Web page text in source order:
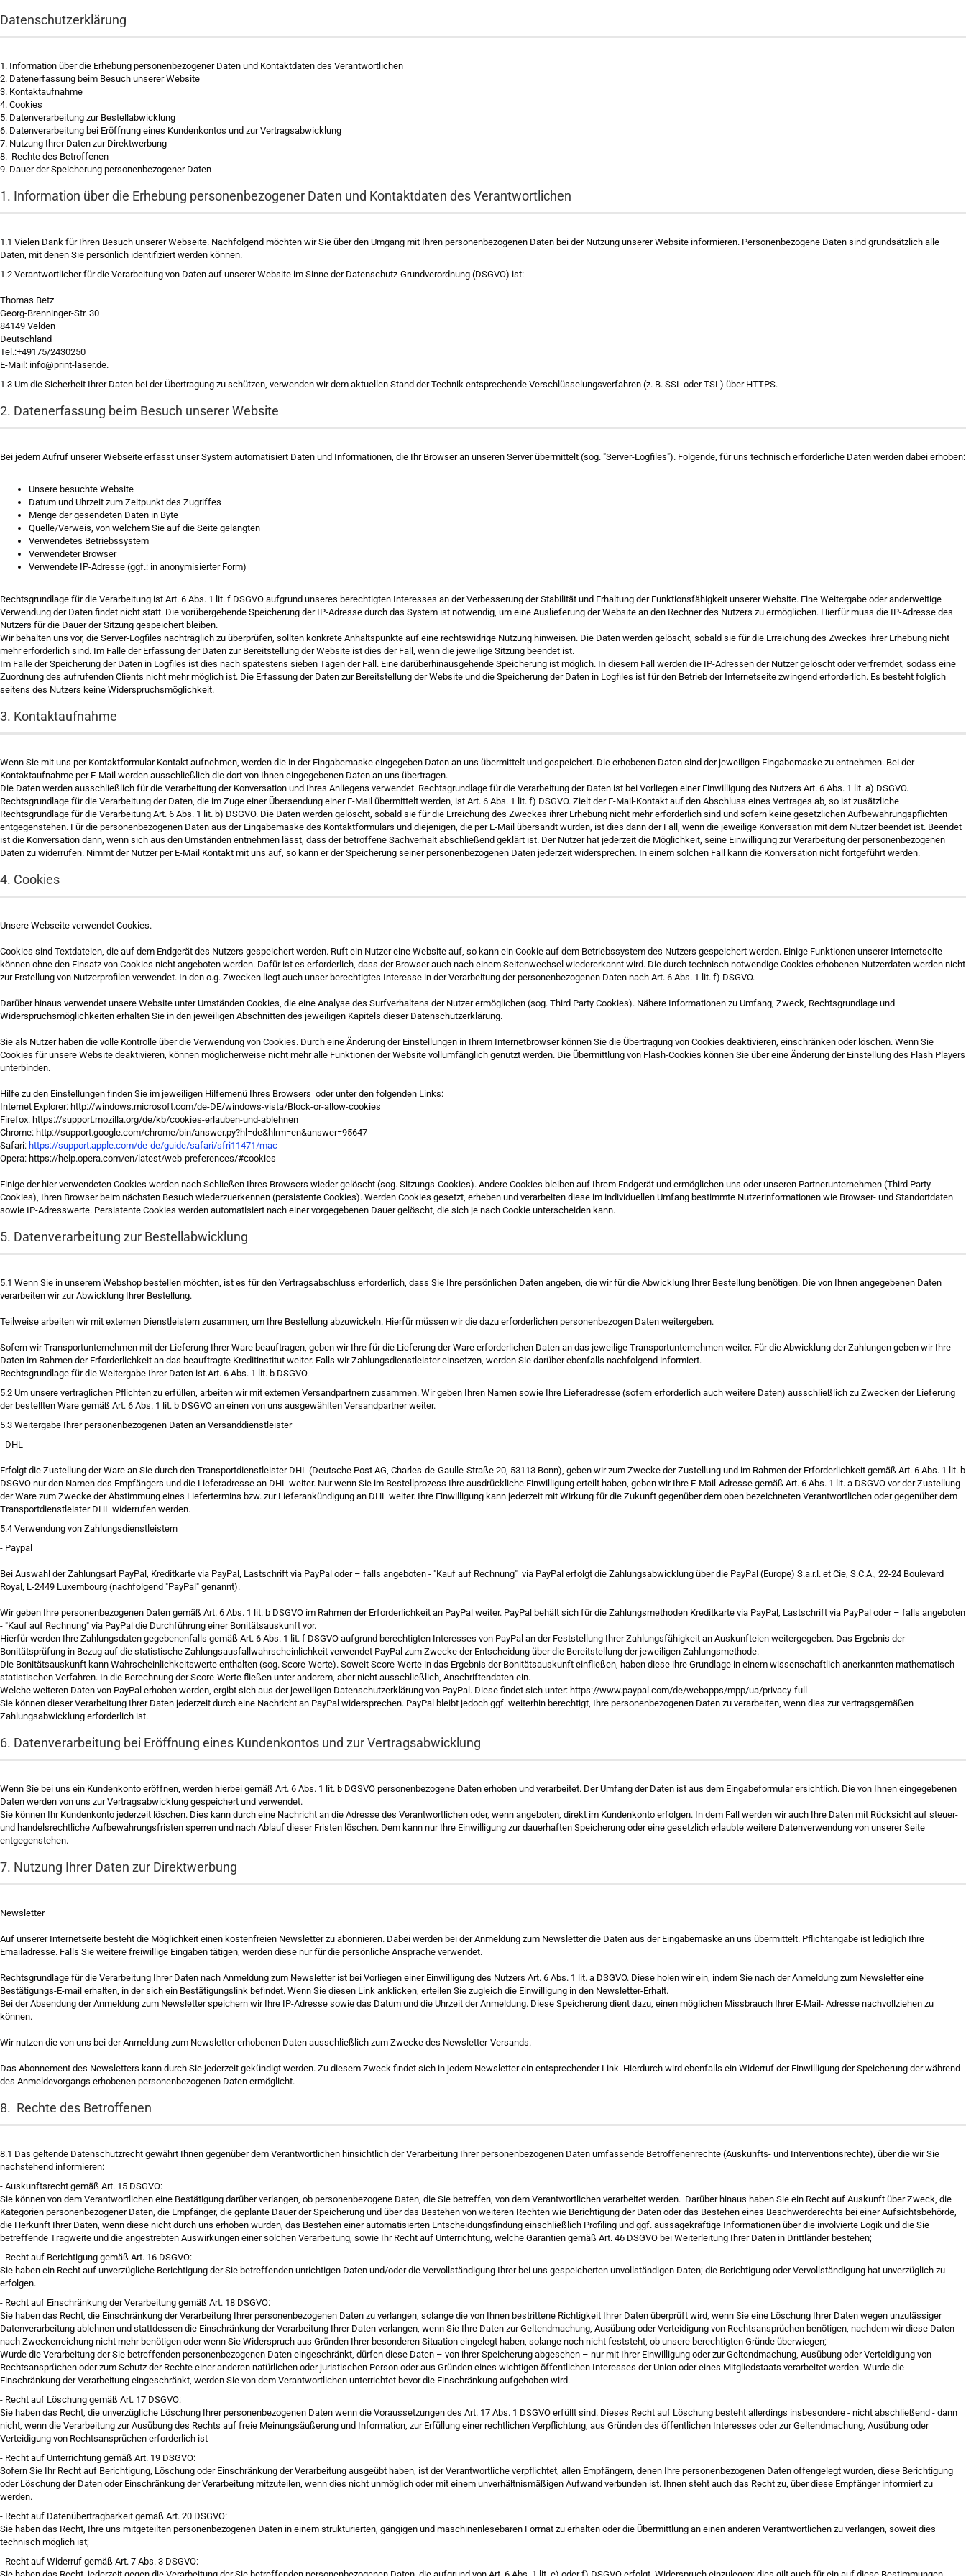
Datenschutzerklärung
1. Information über die Erhebung personenbezogener Daten und Kontaktdaten des Verantwortlichen
2. Datenerfassung beim Besuch unserer Website
3. Kontaktaufnahme
4. Cookies
5. Datenverarbeitung zur Bestellabwicklung
6. Datenverarbeitung bei Eröffnung eines Kundenkontos und zur Vertragsabwicklung
7. Nutzung Ihrer Daten zur Direktwerbung
8. Rechte des Betroffenen
9. Dauer der Speicherung personenbezogener Daten
1. Information über die Erhebung personenbezogener Daten und Kontaktdaten des Verantwortlichen
1.1 Vielen Dank für Ihren Besuch unserer Webseite. Nachfolgend möchten wir Sie über den Umgang mit Ihren personenbezogenen Daten bei der Nutzung unserer Website informieren. Personenbezogene Daten sind grundsätzlich alle
Daten, mit denen Sie persönlich identifiziert werden können.
1.2 Verantwortlicher für die Verarbeitung von Daten auf unserer Website im Sinne der Datenschutz-Grundverordnung (DSGVO) ist:
Thomas Betz
Georg-Brenninger-Str. 30
84149 Velden
Deutschland
Tel.:+49175/2430250
E-Mail: info@print-laser.de.
1.3 Um die Sicherheit Ihrer Daten bei der Übertragung zu schützen, verwenden wir dem aktuellen Stand der Technik entsprechende Verschlüsselungsverfahren (z. B. SSL oder TSL) über HTTPS.
2. Datenerfassung beim Besuch unserer Website
Bei jedem Aufruf unserer Webseite erfasst unser System automatisiert Daten und Informationen, die Ihr Browser an unseren Server übermittelt (sog. "Server-Logfiles"). Folgende, für uns technisch erforderliche Daten werden dabei erhoben:
Unsere besuchte Website
Datum und Uhrzeit zum Zeitpunkt des Zugriffes
Menge der gesendeten Daten in Byte
Quelle/Verweis, von welchem Sie auf die Seite gelangten
Verwendetes Betriebssystem
Verwendeter Browser
Verwendete IP-Adresse (ggf.: in anonymisierter Form)
Rechtsgrundlage für die Verarbeitung ist Art. 6 Abs. 1 lit. f DSGVO aufgrund unseres berechtigten Interesses an der Verbesserung der Stabilität und Erhaltung der Funktionsfähigkeit unserer Website. Eine Weitergabe oder anderweitige
Verwendung der Daten findet nicht statt. Die vorübergehende Speicherung der IP-Adresse durch das System ist notwendig, um eine Auslieferung der Website an den Rechner des Nutzers zu ermöglichen. Hierfür muss die IP-Adresse des
Nutzers für die Dauer der Sitzung gespeichert bleiben.
Wir behalten uns vor, die Server-Logfiles nachträglich zu überprüfen, sollten konkrete Anhaltspunkte auf eine rechtswidrige Nutzung hinweisen. Die Daten werden gelöscht, sobald sie für die Erreichung des Zweckes ihrer Erhebung nicht
mehr erforderlich sind. Im Falle der Erfassung der Daten zur Bereitstellung der Website ist dies der Fall, wenn die jeweilige Sitzung beendet ist.
Im Falle der Speicherung der Daten in Logfiles ist dies nach spätestens sieben Tagen der Fall. Eine darüberhinausgehende Speicherung ist möglich. In diesem Fall werden die IP-Adressen der Nutzer gelöscht oder verfremdet, sodass eine
Zuordnung des aufrufenden Clients nicht mehr möglich ist. Die Erfassung der Daten zur Bereitstellung der Website und die Speicherung der Daten in Logfiles ist für den Betrieb der Internetseite zwingend erforderlich. Es besteht folglich
seitens des Nutzers keine Widerspruchsmöglichkeit.
3. Kontaktaufnahme
Wenn Sie mit uns per Kontaktformular Kontakt aufnehmen, werden die in der Eingabemaske eingegeben Daten an uns übermittelt und gespeichert. Die erhobenen Daten sind der jeweiligen Eingabemaske zu entnehmen. Bei der
Kontaktaufnahme per E-Mail werden ausschließlich die dort von Ihnen eingegebenen Daten an uns übertragen.
Die Daten werden ausschließlich für die Verarbeitung der Konversation und Ihres Anliegens verwendet. Rechtsgrundlage für die Verarbeitung der Daten ist bei Vorliegen einer Einwilligung des Nutzers Art. 6 Abs. 1 lit. a) DSGVO.
Rechtsgrundlage für die Verarbeitung der Daten, die im Zuge einer Übersendung einer E-Mail übermittelt werden, ist Art. 6 Abs. 1 lit. f) DSGVO. Zielt der E-Mail-Kontakt auf den Abschluss eines Vertrages ab, so ist zusätzliche
Rechtsgrundlage für die Verarbeitung Art. 6 Abs. 1 lit. b) DSGVO. Die Daten werden gelöscht, sobald sie für die Erreichung des Zweckes ihrer Erhebung nicht mehr erforderlich sind und sofern keine gesetzlichen Aufbewahrungspflichten
entgegenstehen. Für die personenbezogenen Daten aus der Eingabemaske des Kontaktformulars und diejenigen, die per E-Mail übersandt wurden, ist dies dann der Fall, wenn die jeweilige Konversation mit dem Nutzer beendet ist. Beendet
ist die Konversation dann, wenn sich aus den Umständen entnehmen lässt, dass der betroffene Sachverhalt abschließend geklärt ist. Der Nutzer hat jederzeit die Möglichkeit, seine Einwilligung zur Verarbeitung der personenbezogenen
Daten zu widerrufen. Nimmt der Nutzer per E-Mail Kontakt mit uns auf, so kann er der Speicherung seiner personenbezogenen Daten jederzeit widersprechen. In einem solchen Fall kann die Konversation nicht fortgeführt werden.
4. Cookies
Unsere Webseite verwendet Cookies.
Cookies sind Textdateien, die auf dem Endgerät des Nutzers gespeichert werden. Ruft ein Nutzer eine Website auf, so kann ein Cookie auf dem Betriebssystem des Nutzers gespeichert werden. Einige Funktionen unserer Internetseite
können ohne den Einsatz von Cookies nicht angeboten werden. Dafür ist es erforderlich, dass der Browser auch nach einem Seitenwechsel wiedererkannt wird. Die durch technisch notwendige Cookies erhobenen Nutzerdaten werden nicht
zur Erstellung von Nutzerprofilen verwendet. In den o.g. Zwecken liegt auch unser berechtigtes Interesse in der Verarbeitung der personenbezogenen Daten nach Art. 6 Abs. 1 lit. f) DSGVO.
Darüber hinaus verwendet unsere Website unter Umständen Cookies, die eine Analyse des Surfverhaltens der Nutzer ermöglichen (sog. Third Party Cookies). Nähere Informationen zu Umfang, Zweck, Rechtsgrundlage und
Widerspruchsmöglichkeiten erhalten Sie in den jeweiligen Abschnitten des jeweiligen Kapitels dieser Datenschutzerklärung.
Sie als Nutzer haben die volle Kontrolle über die Verwendung von Cookies. Durch eine Änderung der Einstellungen in Ihrem Internetbrowser können Sie die Übertragung von Cookies deaktivieren, einschränken oder löschen. Wenn Sie
Cookies für unsere Website deaktivieren, können möglicherweise nicht mehr alle Funktionen der Website vollumfänglich genutzt werden. Die Übermittlung von Flash-Cookies können Sie über eine Änderung der Einstellung des Flash Players
unterbinden.
Hilfe zu den Einstellungen finden Sie im jeweiligen Hilfemenü Ihres Browsers oder unter den folgenden Links:
Internet Explorer: http://windows.microsoft.com/de-DE/windows-vista/Block-or-allow-cookies
Firefox: https://support.mozilla.org/de/kb/cookies-erlauben-und-ablehnen
Chrome: http://support.google.com/chrome/bin/answer.py?hl=de&hlrm=en&answer=95647
Safari: https://support.apple.com/de-de/guide/safari/sfri11471/mac
Opera: https://help.opera.com/en/latest/web-preferences/#cookies
Einige der hier verwendeten Cookies werden nach Schließen Ihres Browsers wieder gelöscht (sog. Sitzungs-Cookies). Andere Cookies bleiben auf Ihrem Endgerät und ermöglichen uns oder unseren Partnerunternehmen (Third Party
Cookies), Ihren Browser beim nächsten Besuch wiederzuerkennen (persistente Cookies). Werden Cookies gesetzt, erheben und verarbeiten diese im individuellen Umfang bestimmte Nutzerinformationen wie Browser- und Standortdaten
sowie IP-Adresswerte. Persistente Cookies werden automatisiert nach einer vorgegebenen Dauer gelöscht, die sich je nach Cookie unterscheiden kann.
5. Datenverarbeitung zur Bestellabwicklung
5.1 Wenn Sie in unserem Webshop bestellen möchten, ist es für den Vertragsabschluss erforderlich, dass Sie Ihre persönlichen Daten angeben, die wir für die Abwicklung Ihrer Bestellung benötigen. Die von Ihnen angegebenen Daten
verarbeiten wir zur Abwicklung Ihrer Bestellung.
Teilweise arbeiten wir mit externen Dienstleistern zusammen, um Ihre Bestellung abzuwickeln. Hierfür müssen wir die dazu erforderlichen personenbezogen Daten weitergeben.
Sofern wir Transportunternehmen mit der Lieferung Ihrer Ware beauftragen, geben wir Ihre für die Lieferung der Ware erforderlichen Daten an das jeweilige Transportunternehmen weiter. Für die Abwicklung der Zahlungen geben wir Ihre
Daten im Rahmen der Erforderlichkeit an das beauftragte Kreditinstitut weiter. Falls wir Zahlungsdienstleister einsetzen, werden Sie darüber ebenfalls nachfolgend informiert.
Rechtsgrundlage für die Weitergabe Ihrer Daten ist Art. 6 Abs. 1 lit. b DSGVO.
5.2 Um unsere vertraglichen Pflichten zu erfüllen, arbeiten wir mit externen Versandpartnern zusammen. Wir geben Ihren Namen sowie Ihre Lieferadresse (sofern erforderlich auch weitere Daten) ausschließlich zu Zwecken der Lieferung
der bestellten Ware gemäß Art. 6 Abs. 1 lit. b DSGVO an einen von uns ausgewählten Versandpartner weiter.
5.3 Weitergabe Ihrer personenbezogenen Daten an Versanddienstleister
- DHL
Erfolgt die Zustellung der Ware an Sie durch den Transportdienstleister DHL (Deutsche Post AG, Charles-de-Gaulle-Straße 20, 53113 Bonn), geben wir zum Zwecke der Zustellung und im Rahmen der Erforderlichkeit gemäß Art. 6 Abs. 1 lit. b
DSGVO nur den Namen des Empfängers und die Lieferadresse an DHL weiter. Nur wenn Sie im Bestellprozess Ihre ausdrückliche Einwilligung erteilt haben, geben wir Ihre E-Mail-Adresse gemäß Art. 6 Abs. 1 lit. a DSGVO vor der Zustellung
der Ware zum Zwecke der Abstimmung eines Liefertermins bzw. zur Lieferankündigung an DHL weiter. Ihre Einwilligung kann jederzeit mit Wirkung für die Zukunft gegenüber dem oben bezeichneten Verantwortlichen oder gegenüber dem
Transportdienstleister DHL widerrufen werden.
5.4 Verwendung von Zahlungsdienstleistern
- Paypal
Bei Auswahl der Zahlungsart PayPal, Kreditkarte via PayPal, Lastschrift via PayPal oder – falls angeboten - "Kauf auf Rechnung" via PayPal erfolgt die Zahlungsabwicklung über die PayPal (Europe) S.a.r.l. et Cie, S.C.A., 22-24 Boulevard
Royal, L-2449 Luxembourg (nachfolgend "PayPal" genannt).
Wir geben Ihre personenbezogenen Daten gemäß Art. 6 Abs. 1 lit. b DSGVO im Rahmen der Erforderlichkeit an PayPal weiter. PayPal behält sich für die Zahlungsmethoden Kreditkarte via PayPal, Lastschrift via PayPal oder – falls angeboten
- "Kauf auf Rechnung" via PayPal die Durchführung einer Bonitätsauskunft vor.
Hierfür werden Ihre Zahlungsdaten gegebenenfalls gemäß Art. 6 Abs. 1 lit. f DSGVO aufgrund berechtigten Interesses von PayPal an der Feststellung Ihrer Zahlungsfähigkeit an Auskunfteien weitergegeben. Das Ergebnis der
Bonitätsprüfung in Bezug auf die statistische Zahlungsausfallwahrscheinlichkeit verwendet PayPal zum Zwecke der Entscheidung über die Bereitstellung der jeweiligen Zahlungsmethode.
Die Bonitätsauskunft kann Wahrscheinlichkeitswerte enthalten (sog. Score-Werte). Soweit Score-Werte in das Ergebnis der Bonitätsauskunft einfließen, haben diese ihre Grundlage in einem wissenschaftlich anerkannten mathematisch-
statistischen Verfahren. In die Berechnung der Score-Werte fließen unter anderem, aber nicht ausschließlich, Anschriftendaten ein.
Welche weiteren Daten von PayPal erhoben werden, ergibt sich aus der jeweiligen Datenschutzerklärung von PayPal. Diese findet sich unter: https://www.paypal.com/de/webapps/mpp/ua/privacy-full
Sie können dieser Verarbeitung Ihrer Daten jederzeit durch eine Nachricht an PayPal widersprechen. PayPal bleibt jedoch ggf. weiterhin berechtigt, Ihre personenbezogenen Daten zu verarbeiten, wenn dies zur vertragsgemäßen
Zahlungsabwicklung erforderlich ist.
6. Datenverarbeitung bei Eröffnung eines Kundenkontos und zur Vertragsabwicklung
Wenn Sie bei uns ein Kundenkonto eröffnen, werden hierbei gemäß Art. 6 Abs. 1 lit. b DGSVO personenbezogene Daten erhoben und verarbeitet. Der Umfang der Daten ist aus dem Eingabeformular ersichtlich. Die von Ihnen eingegebenen
Daten werden von uns zur Vertragsabwicklung gespeichert und verwendet.
Sie können Ihr Kundenkonto jederzeit löschen. Dies kann durch eine Nachricht an die Adresse des Verantwortlichen oder, wenn angeboten, direkt im Kundenkonto erfolgen. In dem Fall werden wir auch Ihre Daten mit Rücksicht auf steuer-
und handelsrechtliche Aufbewahrungsfristen sperren und nach Ablauf dieser Fristen löschen. Dem kann nur Ihre Einwilligung zur dauerhaften Speicherung oder eine gesetzlich erlaubte weitere Datenverwendung von unserer Seite
entgegenstehen.
7. Nutzung Ihrer Daten zur Direktwerbung
Newsletter
Auf unserer Internetseite besteht die Möglichkeit einen kostenfreien Newsletter zu abonnieren. Dabei werden bei der Anmeldung zum Newsletter die Daten aus der Eingabemaske an uns übermittelt. Pflichtangabe ist lediglich Ihre
Emailadresse. Falls Sie weitere freiwillige Eingaben tätigen, werden diese nur für die persönliche Ansprache verwendet.
Rechtsgrundlage für die Verarbeitung Ihrer Daten nach Anmeldung zum Newsletter ist bei Vorliegen einer Einwilligung des Nutzers Art. 6 Abs. 1 lit. a DSGVO. Diese holen wir ein, indem Sie nach der Anmeldung zum Newsletter eine
Bestätigungs-E-mail erhalten, in der sich ein Bestätigungslink befindet. Wenn Sie diesen Link anklicken, erteilen Sie zugleich die Einwilligung in den Newsletter-Erhalt.
Bei der Absendung der Anmeldung zum Newsletter speichern wir Ihre IP-Adresse sowie das Datum und die Uhrzeit der Anmeldung. Diese Speicherung dient dazu, einen möglichen Missbrauch Ihrer E-Mail- Adresse nachvollziehen zu
können.
Wir nutzen die von uns bei der Anmeldung zum Newsletter erhobenen Daten ausschließlich zum Zwecke des Newsletter-Versands.
Das Abonnement des Newsletters kann durch Sie jederzeit gekündigt werden. Zu diesem Zweck findet sich in jedem Newsletter ein entsprechender Link. Hierdurch wird ebenfalls ein Widerruf der Einwilligung der Speicherung der während
des Anmeldevorgangs erhobenen personenbezogenen Daten ermöglicht.
8. Rechte des Betroffenen
8.1 Das geltende Datenschutzrecht gewährt Ihnen gegenüber dem Verantwortlichen hinsichtlich der Verarbeitung Ihrer personenbezogenen Daten umfassende Betroffenenrechte (Auskunfts- und Interventionsrechte), über die wir Sie
nachstehend informieren:
- Auskunftsrecht gemäß Art. 15 DSGVO:
Sie können von dem Verantwortlichen eine Bestätigung darüber verlangen, ob personenbezogene Daten, die Sie betreffen, von dem Verantwortlichen verarbeitet werden. Darüber hinaus haben Sie ein Recht auf Auskunft über Zweck, die
Kategorien personenbezogener Daten, die Empfänger, die geplante Dauer der Speicherung und über das Bestehen von weiteren Rechten wie Berichtigung der Daten oder das Bestehen eines Beschwerderechts bei einer Aufsichtsbehörde,
die Herkunft Ihrer Daten, wenn diese nicht durch uns erhoben wurden, das Bestehen einer automatisierten Entscheidungsfindung einschließlich Profiling und ggf. aussagekräftige Informationen über die involvierte Logik und die Sie
betreffende Tragweite und die angestrebten Auswirkungen einer solchen Verarbeitung, sowie Ihr Recht auf Unterrichtung, welche Garantien gemäß Art. 46 DSGVO bei Weiterleitung Ihrer Daten in Drittländer bestehen;
- Recht auf Berichtigung gemäß Art. 16 DSGVO:
Sie haben ein Recht auf unverzügliche Berichtigung der Sie betreffenden unrichtigen Daten und/oder die Vervollständigung Ihrer bei uns gespeicherten unvollständigen Daten; die Berichtigung oder Vervollständigung hat unverzüglich zu
erfolgen.
- Recht auf Einschränkung der Verarbeitung gemäß Art. 18 DSGVO:
Sie haben das Recht, die Einschränkung der Verarbeitung Ihrer personenbezogenen Daten zu verlangen, solange die von Ihnen bestrittene Richtigkeit Ihrer Daten überprüft wird, wenn Sie eine Löschung Ihrer Daten wegen unzulässiger
Datenverarbeitung ablehnen und stattdessen die Einschränkung der Verarbeitung Ihrer Daten verlangen, wenn Sie Ihre Daten zur Geltendmachung, Ausübung oder Verteidigung von Rechtsansprüchen benötigen, nachdem wir diese Daten
nach Zweckerreichung nicht mehr benötigen oder wenn Sie Widerspruch aus Gründen Ihrer besonderen Situation eingelegt haben, solange noch nicht feststeht, ob unsere berechtigten Gründe überwiegen;
Wurde die Verarbeitung der Sie betreffenden personenbezogenen Daten eingeschränkt, dürfen diese Daten – von ihrer Speicherung abgesehen – nur mit Ihrer Einwilligung oder zur Geltendmachung, Ausübung oder Verteidigung von
Rechtsansprüchen oder zum Schutz der Rechte einer anderen natürlichen oder juristischen Person oder aus Gründen eines wichtigen öffentlichen Interesses der Union oder eines Mitgliedstaats verarbeitet werden. Wurde die
Einschränkung der Verarbeitung eingeschränkt, werden Sie von dem Verantwortlichen unterrichtet bevor die Einschränkung aufgehoben wird.
- Recht auf Löschung gemäß Art. 17 DSGVO:
Sie haben das Recht, die unverzügliche Löschung Ihrer personenbezogenen Daten wenn die Voraussetzungen des Art. 17 Abs. 1 DSGVO erfüllt sind. Dieses Recht auf Löschung besteht allerdings insbesondere - nicht abschließend - dann
nicht, wenn die Verarbeitung zur Ausübung des Rechts auf freie Meinungsäußerung und Information, zur Erfüllung einer rechtlichen Verpflichtung, aus Gründen des öffentlichen Interesses oder zur Geltendmachung, Ausübung oder
Verteidigung von Rechtsansprüchen erforderlich ist
- Recht auf Unterrichtung gemäß Art. 19 DSGVO:
Sofern Sie Ihr Recht auf Berichtigung, Löschung oder Einschränkung der Verarbeitung ausgeübt haben, ist der Verantwortliche verpflichtet, allen Empfängern, denen Ihre personenbezogenen Daten offengelegt wurden, diese Berichtigung
oder Löschung der Daten oder Einschränkung der Verarbeitung mitzuteilen, wenn dies nicht unmöglich oder mit einem unverhältnismäßigen Aufwand verbunden ist. Ihnen steht auch das Recht zu, über diese Empfänger informiert zu
werden.
- Recht auf Datenübertragbarkeit gemäß Art. 20 DSGVO:
Sie haben das Recht, Ihre uns mitgeteilten personenbezogenen Daten in einem strukturierten, gängigen und maschinenlesebaren Format zu erhalten oder die Übermittlung an einen anderen Verantwortlichen zu verlangen, soweit dies
technisch möglich ist;
- Recht auf Widerruf gemäß Art. 7 Abs. 3 DSGVO: